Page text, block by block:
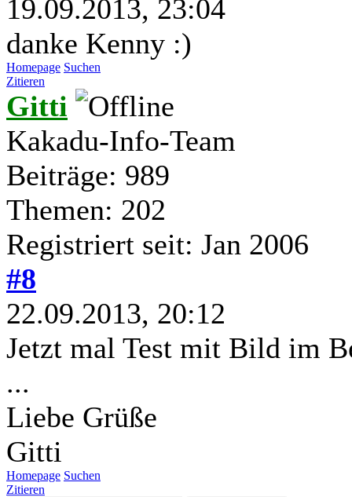
19.09.2013, 23:04
danke Kenny :)
Homepage Suchen
Zitieren
Gitti
Kakadu-Info-Team
Beiträge: 989
Themen: 202
Registriert seit: Jan 2006
#8
22.09.2013, 20:12
Jetzt mal Test mit Bild im
...
Liebe Grüße
Gitti
Homepage Suchen
Zitieren